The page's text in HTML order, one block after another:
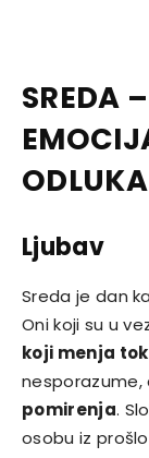
SREDA
ODLUKA
Ljubav
Sreda je dan
Oni koji su u
koji menja
nesporazume,
pomirenja.
osobu iz